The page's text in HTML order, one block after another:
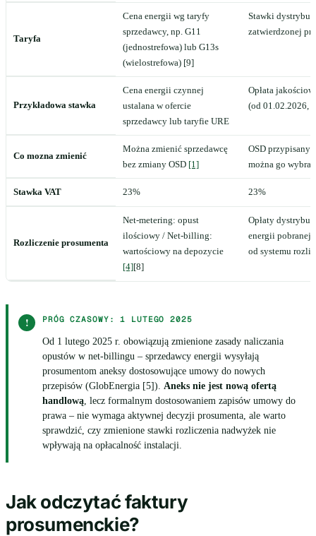
Taryfa
Cena energii wg taryfy
sprzedawcy, np. G11
(jednostrefowa) lub G13s
(wielostrefowa) [9]
Stawki
zatwierdzonej
Przykładowa stawka
Cena energii czynnej
ustalana w ofercie
sprzedawcy lub taryfie URE
Opłata
(od 01.02.2026,
Co mozna zmienić
Można zmienić sprzedawcę
bez zmiany OSD [1]
OSD przypisany
można go
Stawka VAT 23% 23%
Rozliczenie prosumenta
Net-metering: opust
ilościowy / Net-billing:
wartościowy na depozycie
[4][8]
Opłaty
energii pobranej
od systemu
! PRÓG CZASOWY: 1 LUTEGO 2025
Od 1 lutego 2025 r. obowiązują zmienione zasady naliczania
opustów w net-billingu – sprzedawcy energii wysyłają
prosumentom aneksy dostosowujące umowy do nowych
przepisów (GlobEnergia [5]). Aneks nie jest nową ofertą
handlową, lecz formalnym dostosowaniem zapisów umowy do
prawa – nie wymaga aktywnej decyzji prosumenta, ale warto
sprawdzić, czy zmienione stawki rozliczenia nadwyżek nie
wpływają na opłacalność instalacji.
Jak odczytać faktury
prosumenckie?